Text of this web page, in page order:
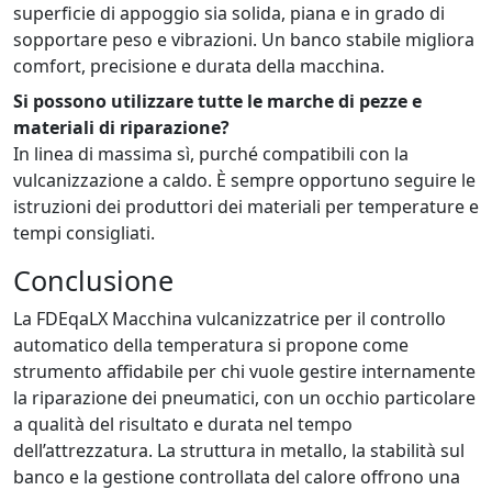
superficie di appoggio sia solida, piana e in grado di
sopportare peso e vibrazioni. Un banco stabile migliora
comfort, precisione e durata della macchina.
Si possono utilizzare tutte le marche di pezze e
materiali di riparazione?
In linea di massima sì, purché compatibili con la
vulcanizzazione a caldo. È sempre opportuno seguire le
istruzioni dei produttori dei materiali per temperature e
tempi consigliati.
Conclusione
La FDEqaLX Macchina vulcanizzatrice per il controllo
automatico della temperatura si propone come
strumento affidabile per chi vuole gestire internamente
la riparazione dei pneumatici, con un occhio particolare
a qualità del risultato e durata nel tempo
dell’attrezzatura. La struttura in metallo, la stabilità sul
banco e la gestione controllata del calore offrono una